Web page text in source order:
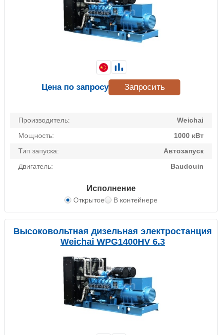
Производитель:
Weichai
Мощность:
1000 кВт
Тип запуска:
Автозапуск
Двигатель:
Baudouin
Исполнение
Открытое В контейнере
Цена по запросу Запросить
Высоковольтная дизельная электростанция
Weichai WPG1400HV 6.3